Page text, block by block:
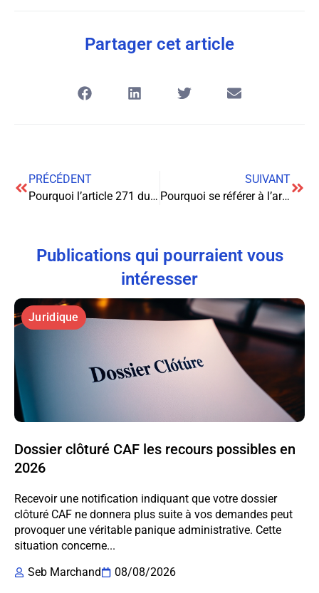
Partager cet article
PRÉCÉDENT
Pourquoi l’article 271 du code civil mérite votre attention en 2026
SUIVANT
Pourquoi se référer à l’article 271 du code civil dans vos contrats
Publications qui pourraient vous
intéresser
Juridique
Dossier clôturé CAF les recours possibles en
2026
Recevoir une notification indiquant que votre dossier
clôturé CAF ne donnera plus suite à vos demandes peut
provoquer une véritable panique administrative. Cette
situation concerne...
Seb Marchand
08/08/2026